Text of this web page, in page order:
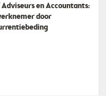
en Accountants:
door